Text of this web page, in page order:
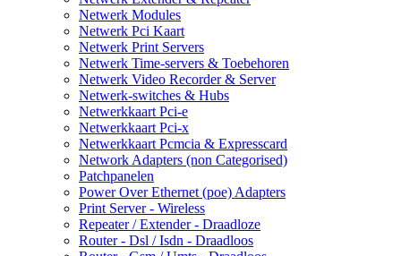
Netwerk Modules
Netwerk Pci Kaart
Netwerk Print Servers
Netwerk Time-servers & Toebehoren
Netwerk Video Recorder & Server
Netwerk-switches & Hubs
Netwerkkaart Pci-e
Netwerkkaart Pci-x
Netwerkkaart Pcmcia & Expresscard
Network Adapters (non Categorised)
Patchpanelen
Power Over Ethernet (poe) Adapters
Print Server - Wireless
Repeater / Extender - Draadloze
Router - Dsl / Isdn - Draadloos